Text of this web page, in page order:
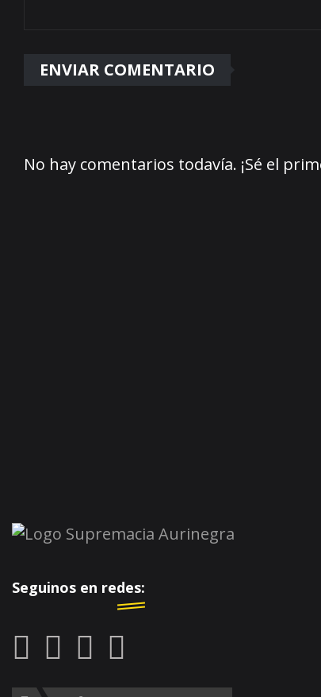
No hay comentarios todavía. ¡Sé el
Seguinos en redes: